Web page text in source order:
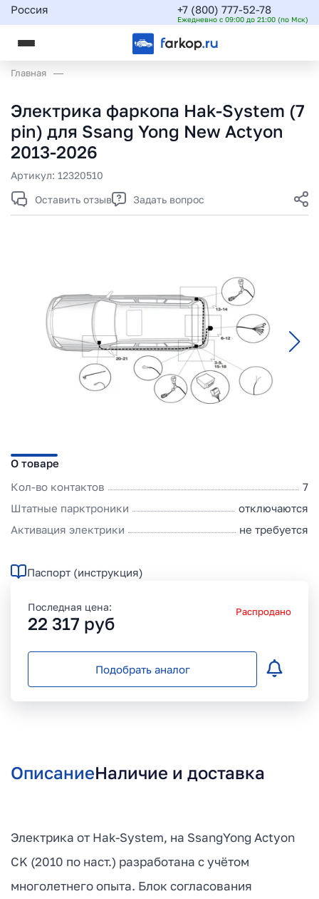
Россия +7 (800) 777-52-78
Ежедневно с 09:00 до 21:00 (по Мск)
Главная
Электрика фаркопа Hak-System (7
pin) для Ssang Yong New Actyon
2013-2026
Артикул: 12320510
Оставить отзыв
Задать вопрос
О товаре
Кол-во контактов
7
Штатные парктроники
отключаются
Активация электрики
не требуется
Паспорт (инструкция)
Последная цена:
22 317 руб
Распродано
Подобрать аналог
ОписаниеНаличие и доставка
Электрика от Hak-System, на SsangYong Actyon
CK (2010 по наст.) разработана с учётом
многолетнего опыта. Блок согласования